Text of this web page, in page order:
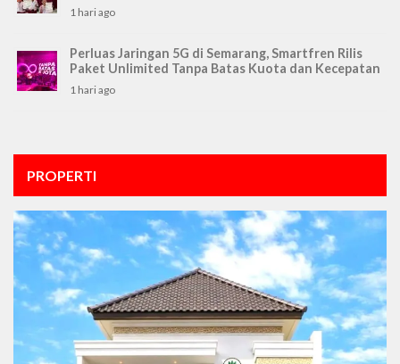
1 hari ago
Perluas Jaringan 5G di Semarang, Smartfren Rilis
Paket Unlimited Tanpa Batas Kuota dan Kecepatan
1 hari ago
PROPERTI